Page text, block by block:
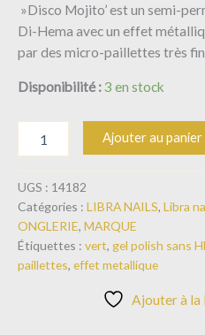
»Disco Mojito’ est un semi-
Di-Hema avec un effet
par des micro-paillettes très
Disponibilité :3 en stock
Ajouter au panier
UGS : 14182
Catégories : LIBRA NAILS, Libra
ONGLERIE, MARQUE
Étiquettes : vert, gel polish sans
paillettes, effet metallique
Ajouter à la